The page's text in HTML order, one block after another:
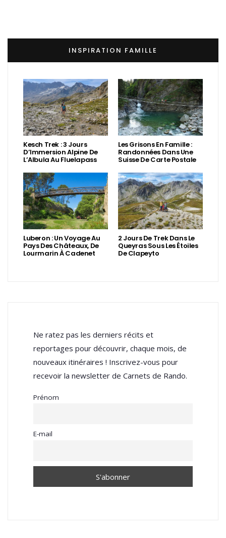
INSPIRATION FAMILLE
Kesch Trek : 3 Jours
D’Immersion Alpine De
L’Albula Au Fluelapass
Les Grisons En Famille :
Randonnées Dans Une
Suisse De Carte Postale
Luberon : Un Voyage Au
Pays Des Châteaux, De
Lourmarin À Cadenet
2 Jours De Trek Dans Le
Queyras Sous Les Étoiles
De Clapeyto
Ne ratez pas les derniers récits et
reportages pour découvrir, chaque mois, de
nouveaux itinéraires ! Inscrivez-vous pour
recevoir la newsletter de Carnets de Rando.
Prénom
E-mail